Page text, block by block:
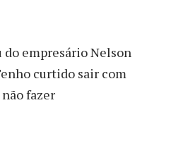
do empresário Nelson
curtido sair com
fazer